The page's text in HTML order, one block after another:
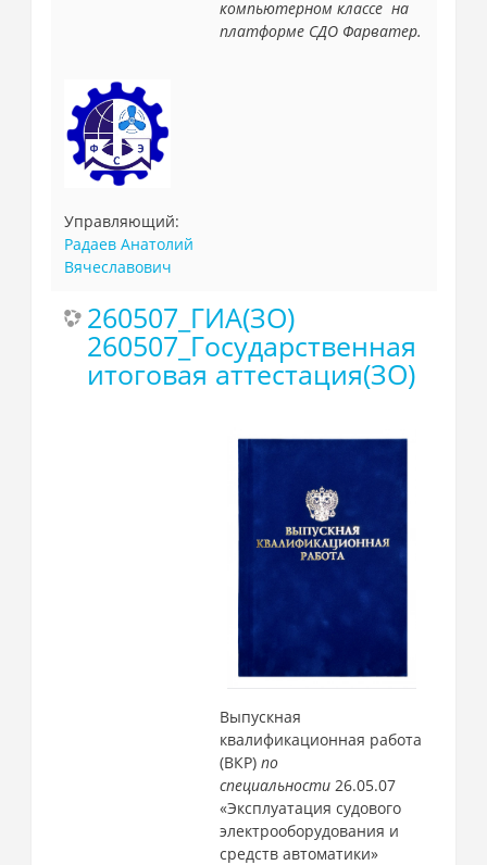
компьютерном классе на
платформе СДО Фарватер.
Управляющий:
Радаев Анатолий
Вячеславович
260507_ГИА(ЗО)
260507_Государственная
итоговая аттестация(ЗО)
Выпускная
квалификационная работа
(ВКР) по
специальности 26.05.07
«Эксплуатация судового
электрооборудования и
средств автоматики»